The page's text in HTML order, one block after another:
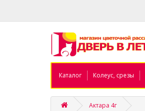
Каталог Колеус, срезы
Актара 4г